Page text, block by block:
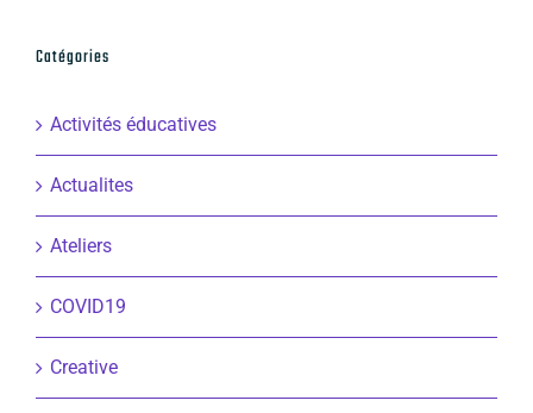
Catégories
Activités éducatives
Actualites
Ateliers
COVID19
Creative